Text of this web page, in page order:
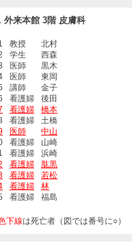
外来本館 3階 皮膚科
教授
北村
学生
西森
医師
黒木
医師
東岡
講師
金子
看護婦
後田
看護婦
橋本
看護婦
土橋
医師
中山
看護婦
山崎
看護婦
浜崎
看護婦
肱黒
看護婦
若松
看護婦
林
看護婦 福島
下線は死亡者（図では番号に○）